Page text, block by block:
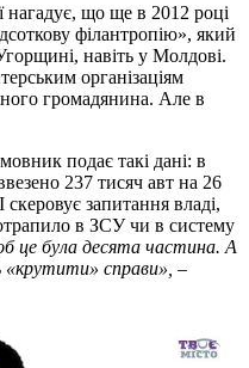
нагадує, що ще в 2012 році
філантропію», який
навіть у Молдові.
організаціям
громадянина. Але в
подає такі дані: в
237 тисяч авт на 26
скеровує запитання владі,
в ЗСУ чи в систему
це була десята частина. А
«крутити» справи», –